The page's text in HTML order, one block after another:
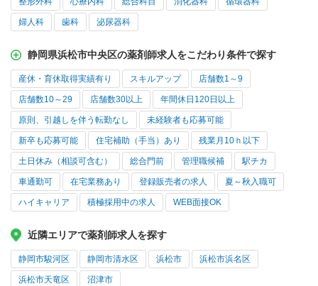
婦人科 歯科 泌尿器科
静岡県浜松市中央区の薬剤師求人をこだわり条件で探す
産休・育休取得実績有り スキルアップ 店舗数1～9
店舗数10～29 店舗数30以上 年間休日120日以上
原則、引越しを伴う転勤なし 未経験者も応募可能
新卒も応募可能 住宅補助（手当）あり 残業月10ｈ以下
土日休み（相談可含む） 総合門前 管理職候補 駅チカ
車通勤可 在宅業務あり 登録販売者の求人 夏～秋入職可
ハイキャリア 積極採用中の求人 WEB面接OK
近隣エリアで薬剤師求人を探す
静岡市駿河区 静岡市清水区 浜松市 浜松市浜名区
浜松市天竜区 沼津市